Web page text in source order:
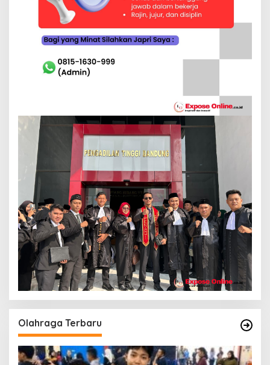
Olahraga Terbaru